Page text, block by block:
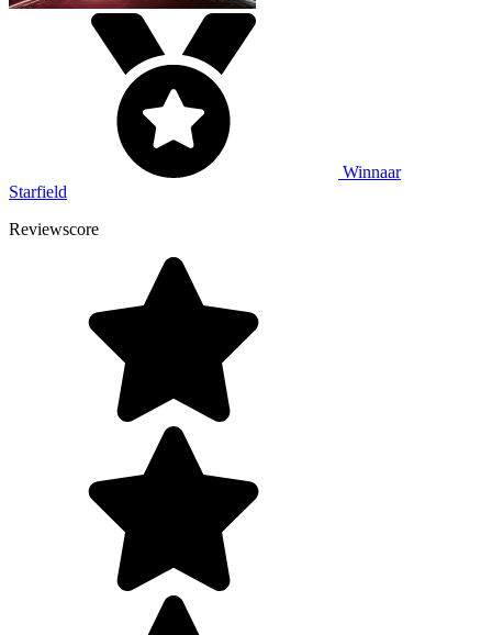
Winnaar
Starfield
Reviewscore